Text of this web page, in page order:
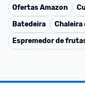
OfertasAmazon
Batedeira
Espremedor de